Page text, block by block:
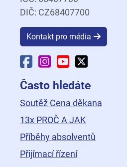
DIČ: CZ68407700
Kontakt pro média
Facebook Fakulty
Instagram Fakulty
YouTube
Často hledáte
Soutěž Cena děkana
13x PROČ A JAK
Příběhy absolventů
Přijímací řízení